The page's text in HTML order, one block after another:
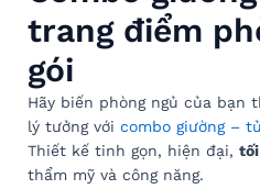
trang điểm
gói
Hãy biến phòng ngủ của bạn
lý tưởng với combo giường –
Thiết kế tinh gọn, hiện đại,
thẩm mỹ và công năng.